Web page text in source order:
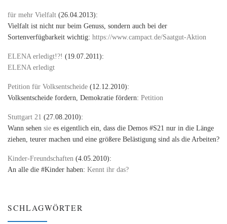
für mehr Vielfalt (26.04.2013):
Vielfalt ist nicht nur beim Genuss, sondern auch bei der
Sortenverfügbarkeit wichtig: https://www.campact.de/Saatgut-Aktion
ELENA erledigt!?! (19.07.2011):
ELENA erledigt
Petition für Volksentscheide (12.12.2010):
Volksentscheide fordern, Demokratie fördern: Petition
Stuttgart 21 (27.08.2010):
Wann sehen sie es eigentlich ein, dass die Demos #S21 nur in die Länge
ziehen, teurer machen und eine größere Belästigung sind als die Arbeiten?
Kinder-Freundschaften (4.05.2010):
An alle die #Kinder haben: Kennt ihr das?
SCHLAGWÖRTER